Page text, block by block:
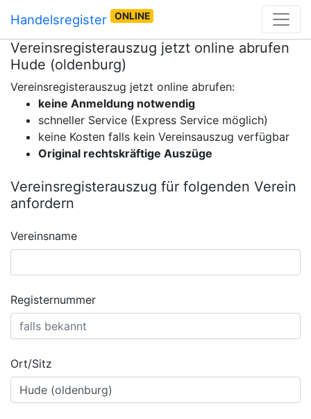
Handelsregister ONLINE
Vereinsregisterauszug jetzt online abrufen
Hude (oldenburg)
Vereinsregisterauszug jetzt online abrufen:
keine Anmeldung notwendig
schneller Service (Express Service möglich)
keine Kosten falls kein Vereinsauszug verfügbar
Original rechtskräftige Auszüge
Vereinsregisterauszug für folgenden Verein
anfordern
Vereinsname
Registernummer
Ort/Sitz